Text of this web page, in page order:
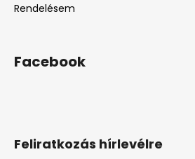
Feliratkozás hírlevélre
Rendelésem
Facebook